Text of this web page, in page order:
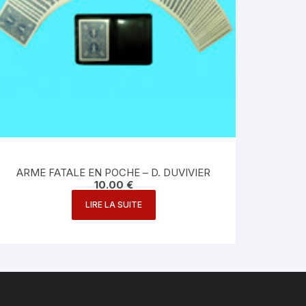
ARME FATALE EN POCHE – D. DUVIVIER
10.00 €
LIRE LA SUITE